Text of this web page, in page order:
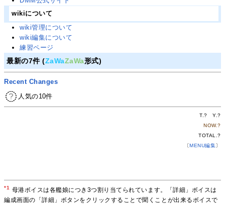
wikiについて
wiki管理について
wiki編集について
練習ページ
最新の7件 (ZaWaZaWa形式)
Recent Changes
人気の10件
T.? Y.?
NOW.?
TOTAL.?
〔MENU編集〕
*1
母港ボイスは各艦娘につき3つ割り当てられています。「詳細」ボイスは
編成画面の「詳細」ボタンをクリックすることで聞くことが出来るボイスで